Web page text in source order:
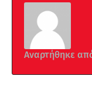
Αναρτήθηκε